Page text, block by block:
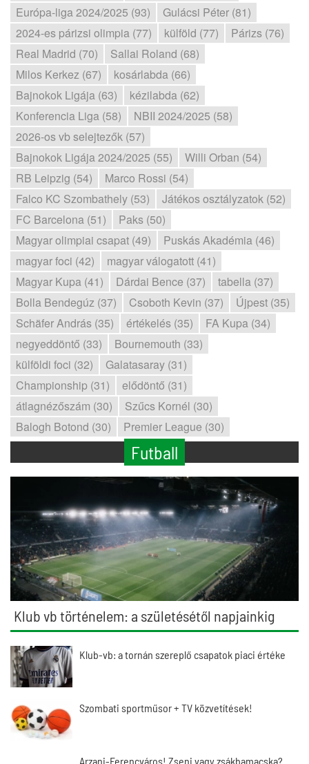
Európa-liga 2024/2025 (93)
Gulácsi Péter (81)
2024-es párizsi olimpia (77)
külföld (77)
Párizs (76)
Real Madrid (70)
Sallai Roland (68)
Milos Kerkez (67)
kosárlabda (66)
Bajnokok Ligája (63)
kézilabda (62)
Konferencia Liga (58)
NBII 2024/2025 (58)
2026-os vb selejtezők (57)
Bajnokok Ligája 2024/2025 (55)
Willi Orban (54)
RB Leipzig (54)
Marco Rossi (54)
Falco KC Szombathely (53)
Játékos osztályzatok (52)
FC Barcelona (51)
Paks (50)
Magyar olimpiai csapat (49)
Puskás Akadémia (46)
magyar foci (42)
magyar válogatott (41)
Magyar Kupa (41)
Dárdai Bence (37)
tabella (37)
Bolla Bendegúz (37)
Csoboth Kevin (37)
Újpest (35)
Schäfer András (35)
értékelés (35)
FA Kupa (34)
negyeddöntő (33)
Bournemouth (33)
külföldi foci (32)
Galatasaray (31)
Championship (31)
elődöntő (31)
átlagnézőszám (30)
Szűcs Kornél (30)
Balogh Botond (30)
Premier League (30)
Futball
Klub vb történelem: a születésétől napjainkig
Klub-vb: a tornán szereplő csapatok piaci értéke
Szombati sportműsor + TV közvetítések!
Arzani-Ferencváros! Zseni vagy zsákbamacska?